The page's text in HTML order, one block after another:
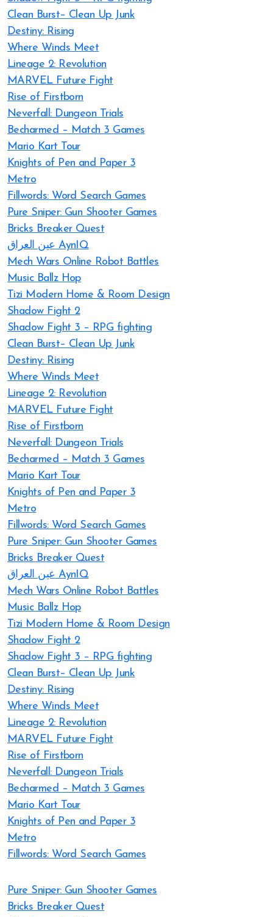
Clean Burst– Clean Up Junk
Destiny: Rising
Where Winds Meet
Lineage 2: Revolution
MARVEL Future Fight
Rise of Firstborn
Neverfall: Dungeon Trials
Becharmed – Match 3 Games
Mario Kart Tour
Knights of Pen and Paper 3
Metro
Fillwords: Word Search Games
Pure Sniper: Gun Shooter Games
Bricks Breaker Quest
عين العراق AynIQ
Mech Wars Online Robot Battles
Music Ballz Hop
Tizi Modern Home & Room Design
Shadow Fight 2
Shadow Fight 3 – RPG fighting
Clean Burst– Clean Up Junk
Destiny: Rising
Where Winds Meet
Lineage 2: Revolution
MARVEL Future Fight
Rise of Firstborn
Neverfall: Dungeon Trials
Becharmed – Match 3 Games
Mario Kart Tour
Knights of Pen and Paper 3
Metro
Fillwords: Word Search Games
Pure Sniper: Gun Shooter Games
Bricks Breaker Quest
عين العراق AynIQ
Mech Wars Online Robot Battles
Music Ballz Hop
Tizi Modern Home & Room Design
Shadow Fight 2
Shadow Fight 3 – RPG fighting
Clean Burst– Clean Up Junk
Destiny: Rising
Where Winds Meet
Lineage 2: Revolution
MARVEL Future Fight
Rise of Firstborn
Neverfall: Dungeon Trials
Becharmed – Match 3 Games
Mario Kart Tour
Knights of Pen and Paper 3
Metro
Fillwords: Word Search Games
Pure Sniper: Gun Shooter Games
Bricks Breaker Quest